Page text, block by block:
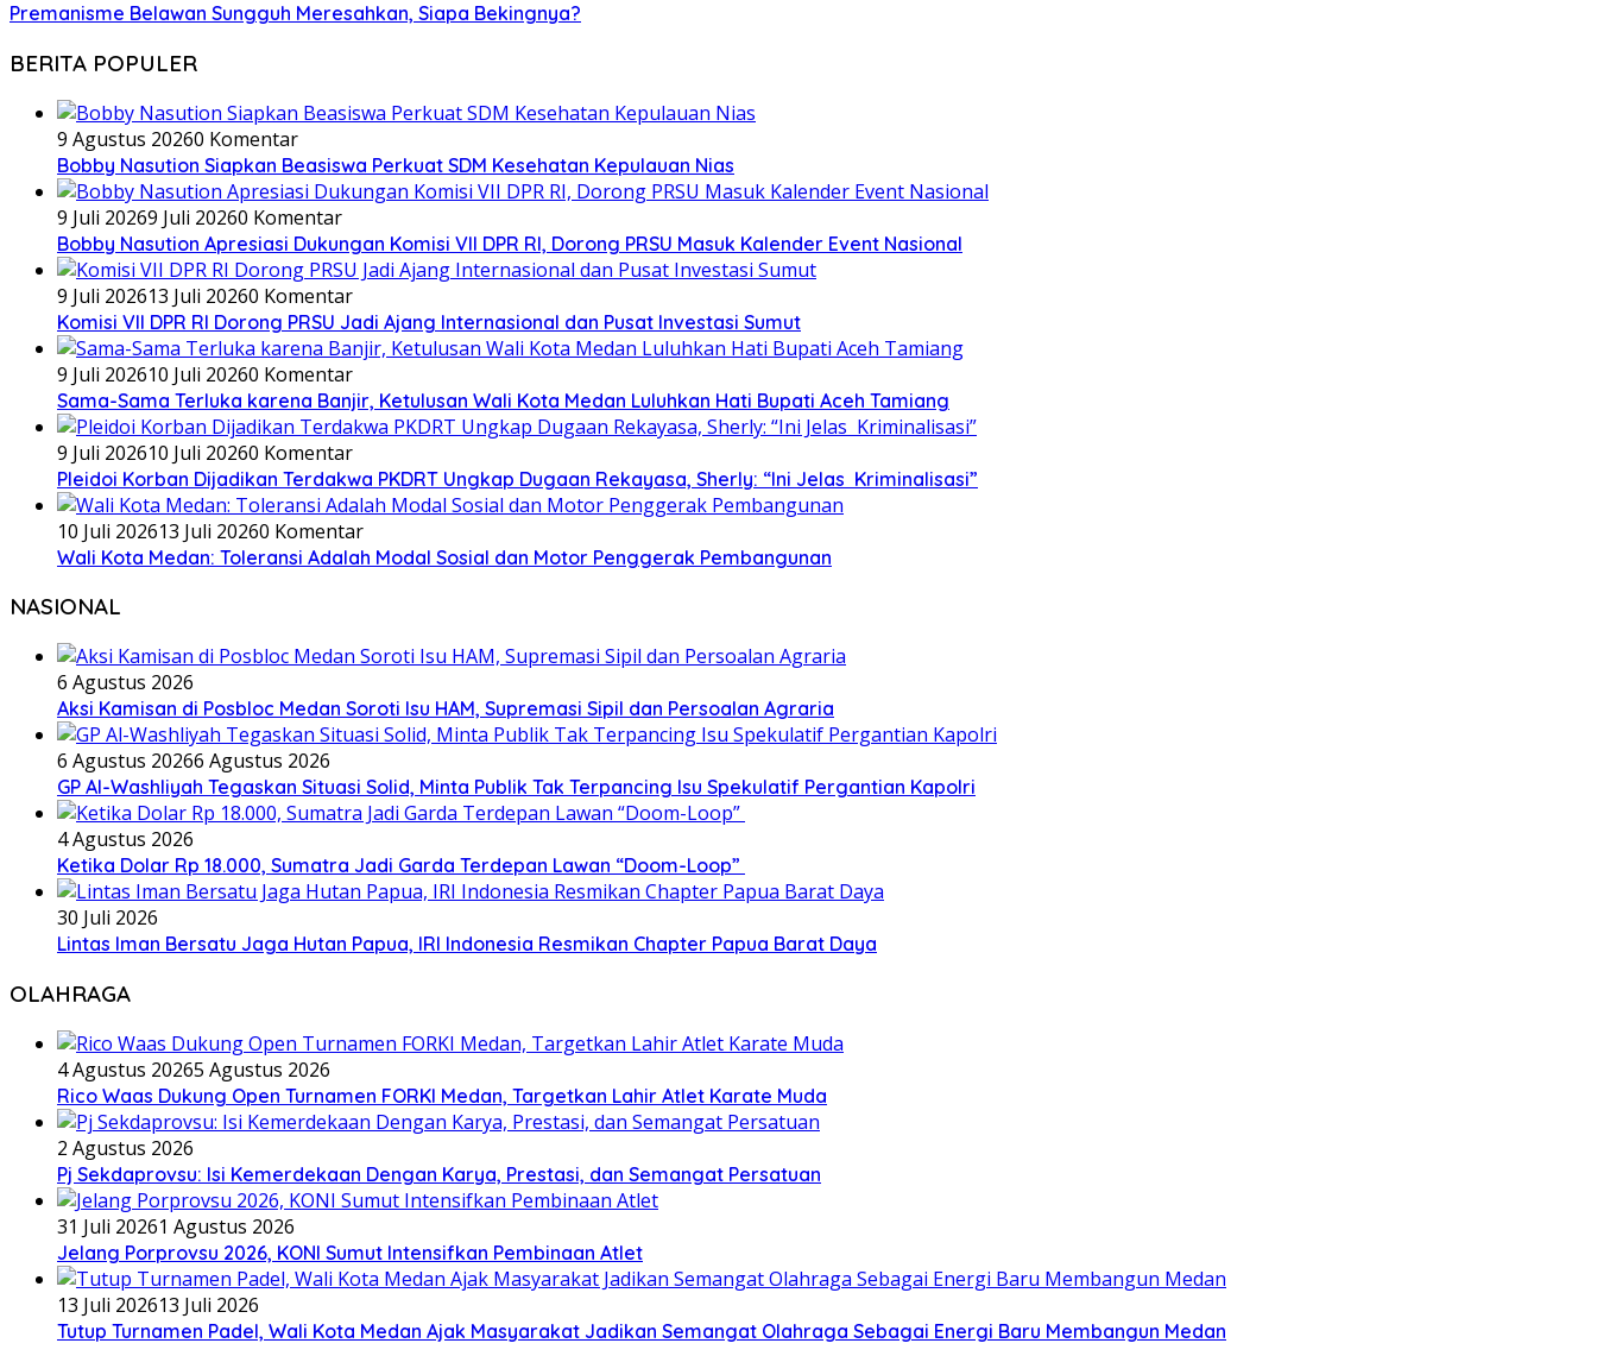
Premanisme Belawan Sungguh Meresahkan, Siapa Bekingnya?
BERITA POPULER
9 Agustus 20260 Komentar
Bobby Nasution Siapkan Beasiswa Perkuat SDM Kesehatan Kepulauan Nias
9 Juli 20269 Juli 20260 Komentar
Bobby Nasution Apresiasi Dukungan Komisi VII DPR RI, Dorong PRSU Masuk Kalender Event Nasional
9 Juli 202613 Juli 20260 Komentar
Komisi VII DPR RI Dorong PRSU Jadi Ajang Internasional dan Pusat Investasi Sumut
9 Juli 202610 Juli 20260 Komentar
Sama-Sama Terluka karena Banjir, Ketulusan Wali Kota Medan Luluhkan Hati Bupati Aceh Tamiang
9 Juli 202610 Juli 20260 Komentar
Pleidoi Korban Dijadikan Terdakwa PKDRT Ungkap Dugaan Rekayasa, Sherly: “Ini Jelas Kriminalisasi”
10 Juli 202613 Juli 20260 Komentar
Wali Kota Medan: Toleransi Adalah Modal Sosial dan Motor Penggerak Pembangunan
NASIONAL
6 Agustus 2026
Aksi Kamisan di Posbloc Medan Soroti Isu HAM, Supremasi Sipil dan Persoalan Agraria
6 Agustus 20266 Agustus 2026
GP Al-Washliyah Tegaskan Situasi Solid, Minta Publik Tak Terpancing Isu Spekulatif Pergantian Kapolri
4 Agustus 2026
Ketika Dolar Rp 18.000, Sumatra Jadi Garda Terdepan Lawan “Doom-Loop”
30 Juli 2026
Lintas Iman Bersatu Jaga Hutan Papua, IRI Indonesia Resmikan Chapter Papua Barat Daya
OLAHRAGA
4 Agustus 20265 Agustus 2026
Rico Waas Dukung Open Turnamen FORKI Medan, Targetkan Lahir Atlet Karate Muda
2 Agustus 2026
Pj Sekdaprovsu: Isi Kemerdekaan Dengan Karya, Prestasi, dan Semangat Persatuan
31 Juli 20261 Agustus 2026
Jelang Porprovsu 2026, KONI Sumut Intensifkan Pembinaan Atlet
13 Juli 202613 Juli 2026
Tutup Turnamen Padel, Wali Kota Medan Ajak Masyarakat Jadikan Semangat Olahraga Sebagai Energi Baru Membangun Medan